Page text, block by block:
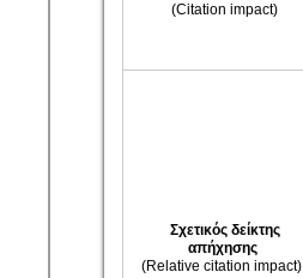
(Citation impact)
Σχετικός δείκτης
απήχησης
(Relative citation impact)